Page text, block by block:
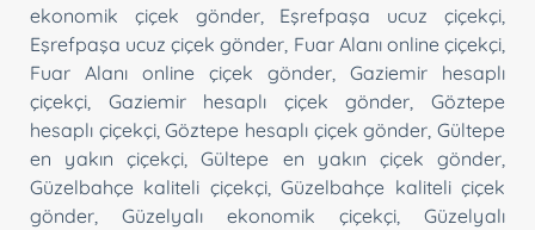
ekonomik çiçek gönder, Eşrefpaşa ucuz çiçekçi
Eşrefpaşa ucuz çiçek gönder Fuar Alanı online çiçekçi
Fuar Alanı online çiçek gönder
Gaziemir hesaplı
çiçekçi
Gaziemir hesaplı çiçek gönder ,Göztepe
hesaplı çiçekçi,Göztepe hesaplı çiçek gönder ,Gültepe
en yakın çiçekçi ,Gültepe en yakın çiçek gönder
Güzelbahçe kaliteli çiçekçi,Güzelbahçe kaliteli çiçek
gönder
Güzelyalı ekonomik çiçekçi
Güzelyalı